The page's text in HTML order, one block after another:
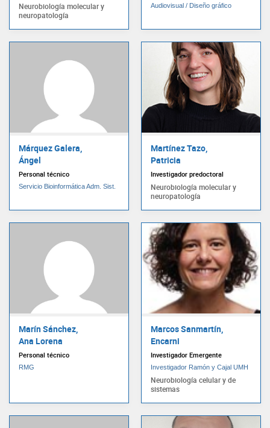
Neurobiología molecular y
neuropatología
Audiovisual / Diseño gráfico
Márquez Galera,
Ángel
Personal técnico
Servicio Bioinformática Adm. Sist.
Martínez Tazo,
Patricia
Investigador predoctoral
Neurobiología molecular y
neuropatología
Marín Sánchez,
Ana Lorena
Personal técnico
RMG
Marcos Sanmartín,
Encarni
Investigador Emergente
Investigador Ramón y Cajal UMH
Neurobiología celular y de
sistemas